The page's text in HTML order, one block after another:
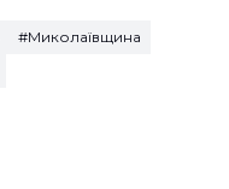
#Миколаївщина